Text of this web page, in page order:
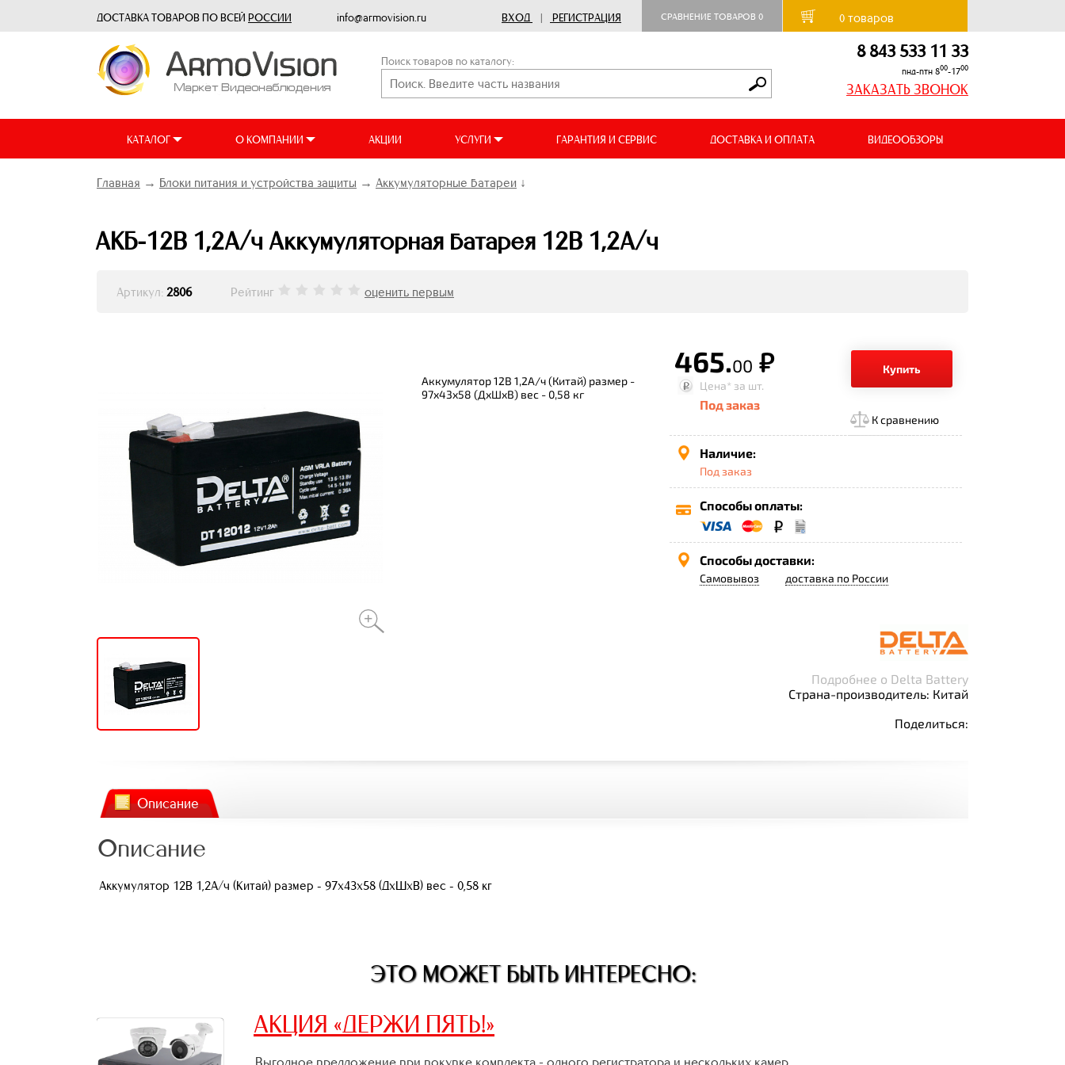
ДОСТАВКА ТОВАРОВ ПО ВСЕЙ РОССИИ info@armovision.ru ВХОД | РЕГИСТРАЦИЯ СРАВНЕНИЕ ТОВАРОВ 0 0товаров
Поиск товаров по каталогу: 8 843 533 11 33
пнд-птн 800-1700
ЗАКАЗАТЬ ЗВОНОК
КАТАЛОГ О КОМПАНИИ АКЦИИ УСЛУГИ ГАРАНТИЯ И СЕРВИС ДОСТАВКА И ОПЛАТА ВИДЕООБЗОРЫ
Главная → Блоки питания и устройства защиты → Аккумуляторные батареи ↓
АКБ-12В 1,2А/ч Аккумуляторная батарея 12В 1,2А/ч
Артикул: 2806 Рейтинг оценить первым
Аккумулятор 12В 1,2А/ч (Китай) размер -
97x43x58 (ДxШxВ) вес - 0,58 кг
465.00 р.
Купить
Цена* за шт.
Под заказ
К сравнению
Наличие:
Под заказ
Способы оплаты:
Способы доставки:
Самовывоз доставка по России
Подробнее о Delta Battery
Страна-производитель: Китай
Поделиться:
Описание
Описание
Аккумулятор 12В 1,2А/ч (Китай) размер - 97x43x58 (ДxШxВ) вес - 0,58 кг
ЭТО МОЖЕТ БЫТЬ ИНТЕРЕСНО:
АКЦИЯ «ДЕРЖИ ПЯТЬ!»
Выгодное предложение при покупке комплекта - одного регистратора и нескольких камер